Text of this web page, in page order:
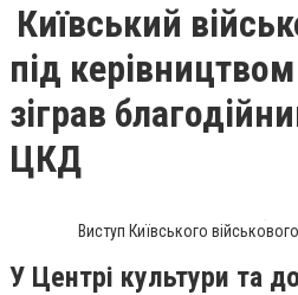
Київський
під
зіграв
ЦКД
Виступ Київського
У Центрі культури та